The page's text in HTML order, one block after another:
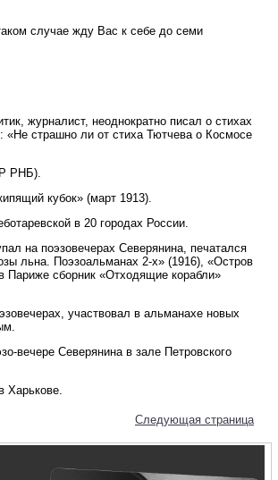
случае жду Вас к себе до семи
журналист, неоднократно писал о стихах
«Не страшно ли от стиха Тютчева о Космосе
РНБ).
кубок» (март 1913).
в 20 городах России.
на поэзовечерах Северянина, печатался
льна. Поэзоальманах 2-х» (1916), «Остров
Париже сборник «Отходящие корабли»
участвовал в альманахе новых
вечере Северянина в зале Петровского
Харькове.
Следующая страница